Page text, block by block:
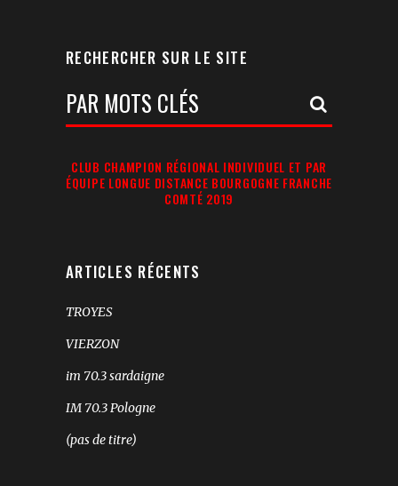
RECHERCHER SUR LE SITE
Votre
Recherche:
CLUB CHAMPION RÉGIONAL INDIVIDUEL ET PAR
ÉQUIPE LONGUE DISTANCE BOURGOGNE FRANCHE
COMTÉ 2019
ARTICLES RÉCENTS
TROYES
VIERZON
im 70.3 sardaigne
IM 70.3 Pologne
(pas de titre)